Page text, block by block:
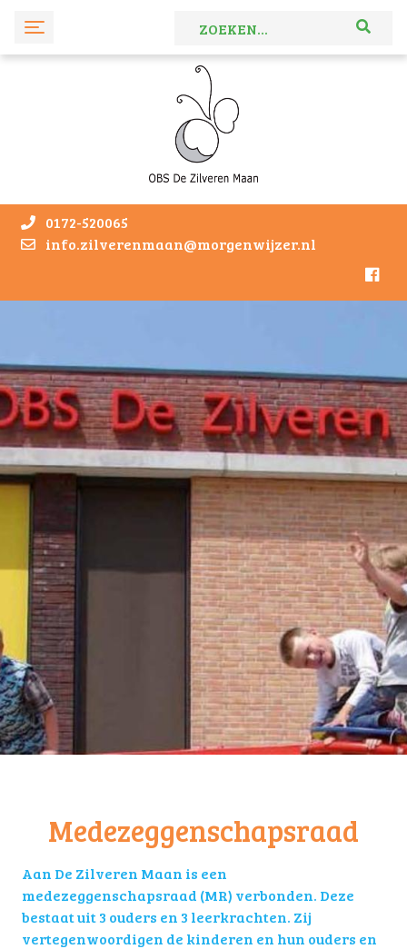
0172-520065
info.zilverenmaan@morgenwijzer.nl
Medezeggenschapsraad
Aan De Zilveren Maan is een
medezeggenschapsraad (MR) verbonden. Deze
bestaat uit 3 ouders en 3 leerkrachten. Zij
vertegenwoordigen de kinderen en hun ouders en